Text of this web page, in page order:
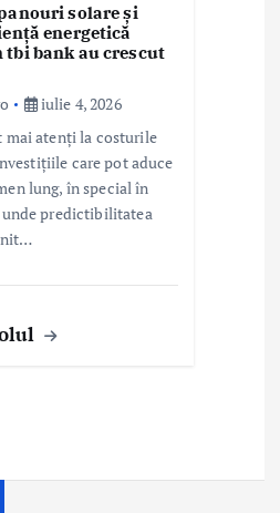
solare și
energetică
bank au crescut
iulie 4, 2026
mai atenți la costurile
care pot aduce
lung, în special în
unde predictibilitatea